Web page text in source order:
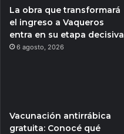
La obra que transformará
el ingreso a Vaqueros
entra en su etapa decisiva
6 agosto, 2026
Vacunación antirrábica
gratuita: Conocé qué